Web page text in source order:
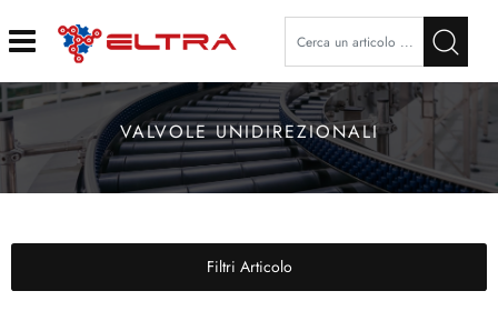
Open
VALVOLE UNIDIREZIONALI
Filtri Articolo